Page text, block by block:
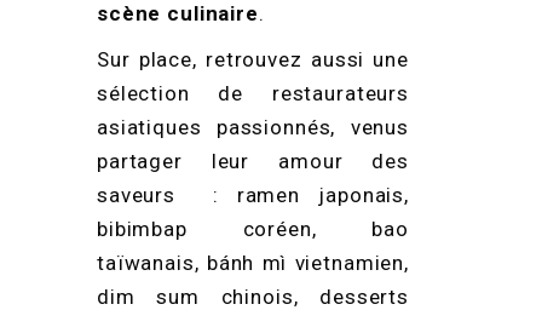
scène culinaire.
Sur place, retrouvez aussi une
sélection de restaurateurs
asiatiques passionnés, venus
partager leur amour des
saveurs : ramen japonais,
bibimbap coréen, bao
taïwanais, bánh mì vietnamien,
dim sum chinois, desserts